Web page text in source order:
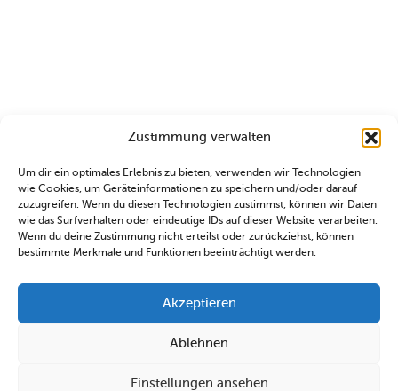
Zustimmung verwalten
Um dir ein optimales Erlebnis zu bieten, verwenden wir Technologien
wie Cookies, um Geräteinformationen zu speichern und/oder darauf
zuzugreifen. Wenn du diesen Technologien zustimmst, können wir Daten
wie das Surfverhalten oder eindeutige IDs auf dieser Website verarbeiten.
Wenn du deine Zustimmung nicht erteilst oder zurückziehst, können
bestimmte Merkmale und Funktionen beeinträchtigt werden.
Akzeptieren
Ablehnen
Einstellungen ansehen